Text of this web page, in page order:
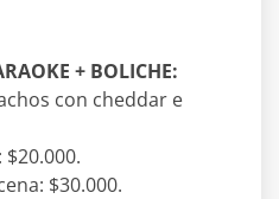
+ BOLICHE:
con cheddar e
$30.000.